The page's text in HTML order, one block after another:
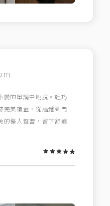
變的單調中跳脫。輕巧
完美覆蓋，從牆體到門
的擾人聲響，留下舒適